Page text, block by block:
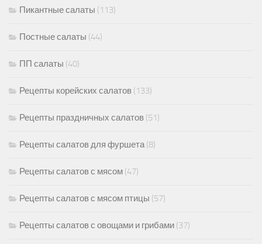
Пикантные салаты (113)
Постные салаты (44)
ПП салаты (40)
Рецепты корейских салатов (133)
Рецепты праздничных салатов (51)
Рецепты салатов для фуршета(8)
Рецепты салатов с мясом (47)
Рецепты салатов с мясом птицы (57)
Рецепты салатов с овощами и грибами (37)